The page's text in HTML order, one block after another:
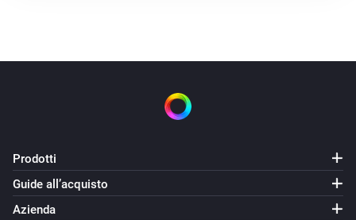
Prodotti
Guide all’acquisto
Azienda